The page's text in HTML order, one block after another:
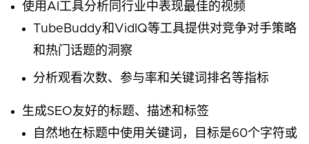
使用AI工具分析同行业中表现最佳的视频
TubeBuddy和VidIQ等工具提供对竞争对手策略
和热门话题的洞察
分析观看次数、参与率和关键词排名等指标
生成SEO友好的标题、描述和标签
自然地在标题中使用关键词，目标是60个字符或